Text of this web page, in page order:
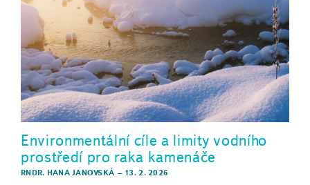
Environmentální cíle a limity vodního
prostředí pro raka kamenáče
RNDR. HANA JANOVSKÁ – 13. 2. 2026